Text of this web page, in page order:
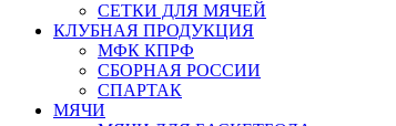
СЕТКИ ДЛЯ МЯЧЕЙ
КЛУБНАЯ ПРОДУКЦИЯ
МФК КПРФ
СБОРНАЯ РОССИИ
СПАРТАК
МЯЧИ